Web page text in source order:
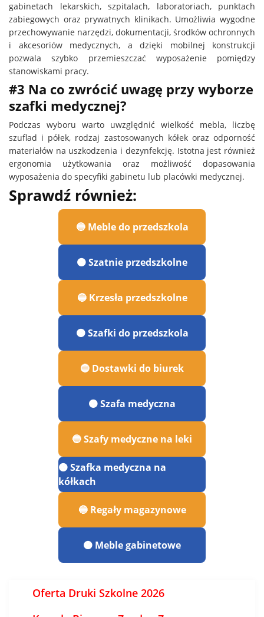
gabinetach lekarskich, szpitalach, laboratoriach, punktach
zabiegowych oraz prywatnych klinikach. Umożliwia wygodne
przechowywanie narzędzi, dokumentacji, środków ochronnych
i akcesoriów medycznych, a dzięki mobilnej konstrukcji
pozwala szybko przemieszczać wyposażenie pomiędzy
stanowiskami pracy.
#3 Na co zwrócić uwagę przy wyborze
szafki medycznej?
Podczas wyboru warto uwzględnić wielkość mebla, liczbę
szuflad i półek, rodzaj zastosowanych kółek oraz odporność
materiałów na uszkodzenia i dezynfekcję. Istotna jest również
ergonomia użytkowania oraz możliwość dopasowania
wyposażenia do specyfiki gabinetu lub placówki medycznej.
Sprawdź również:
🔵 Meble do przedszkola
🟠 Szatnie przedszkolne
🔵 Krzesła przedszkolne
🟠 Szafki do przedszkola
🔵 Dostawki do biurek
🟠 Szafa medyczna
🔵 Szafy medyczne na leki
🟠 Szafka medyczna na
kółkach
🔵 Regały magazynowe
🟠 Meble gabinetowe
Oferta Druki Szkolne 2026